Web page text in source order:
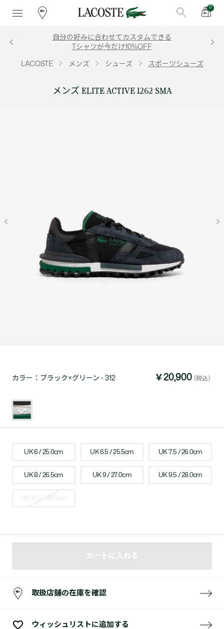
0
自分の好みに合わせてカスタムできる
Tシャツが今だけ10%OFF
LACOSTE メンズ シューズ スポーツシューズ
メンズ ELITE ACTIVE 1262 SMA
カラー： ブラック×グリーン - 312 ￥20,900 (税込)
UK 6 / 25.0cm UK 6.5 / 25.5cm UK 7.5 / 26.0cm
UK 8 / 26.5cm UK 9 / 27.0cm UK 9.5 / 28.0cm
UK 10.5 / 28.5cm
カートに入れる
取扱店舗の在庫を確認
ウィッシュリストに追加する